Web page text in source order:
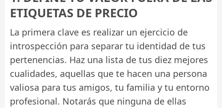
ETIQUETAS DE PRECIO
La primera clave es realizar un ejercicio de
introspección para separar tu identidad de tus
pertenencias. Haz una lista de tus diez mejores
cualidades, aquellas que te hacen una persona
valiosa para tus amigos, tu familia y tu entorno
profesional. Notarás que ninguna de ellas